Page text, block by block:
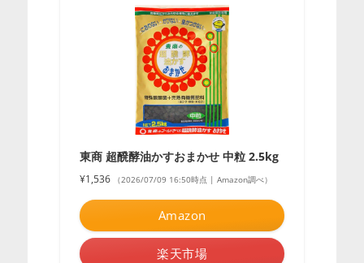
東商 超醗酵油かすおまかせ 中粒 2.5kg
¥1,536 （2026/07/09 16:50時点 | Amazon調べ）
Amazon
楽天市場